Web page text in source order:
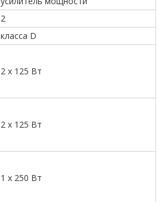
2
класса D
2 x 125 Вт
2 x 125 Вт
1 х 250 Вт